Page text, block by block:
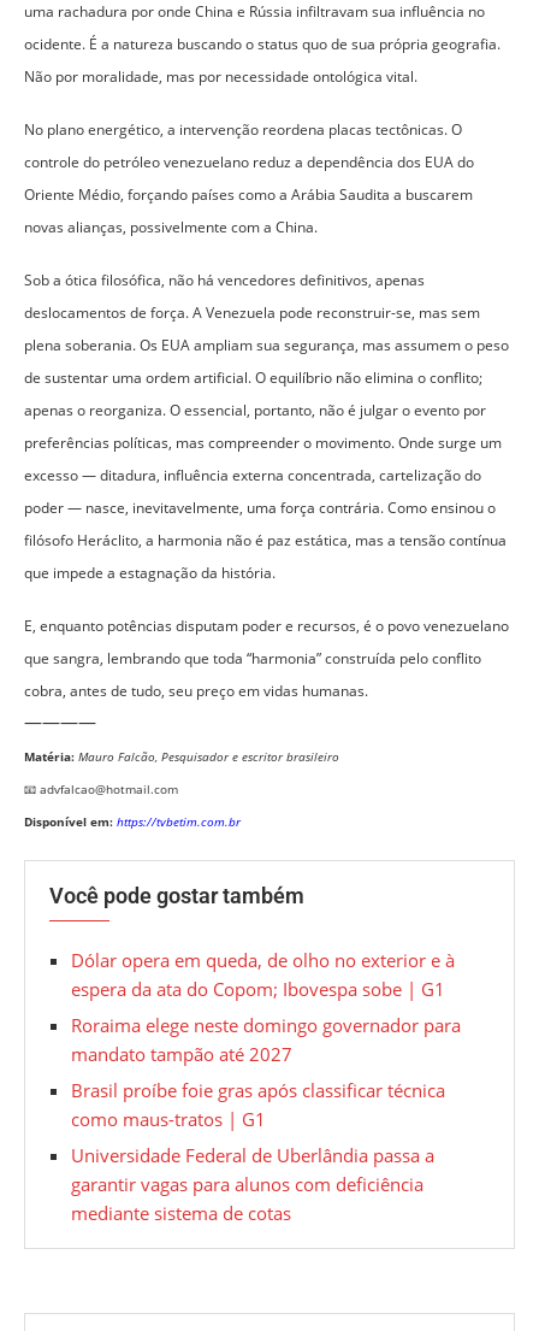
uma rachadura por onde China e Rússia infiltravam sua influência no
ocidente. É a natureza buscando o status quo de sua própria geografia.
Não por moralidade, mas por necessidade ontológica vital.
No plano energético, a intervenção reordena placas tectônicas. O
controle do petróleo venezuelano reduz a dependência dos EUA do
Oriente Médio, forçando países como a Arábia Saudita a buscarem
novas alianças, possivelmente com a China.
Sob a ótica filosófica, não há vencedores definitivos, apenas
deslocamentos de força. A Venezuela pode reconstruir-se, mas sem
plena soberania. Os EUA ampliam sua segurança, mas assumem o peso
de sustentar uma ordem artificial. O equilíbrio não elimina o conflito;
apenas o reorganiza. O essencial, portanto, não é julgar o evento por
preferências políticas, mas compreender o movimento. Onde surge um
excesso — ditadura, influência externa concentrada, cartelização do
poder — nasce, inevitavelmente, uma força contrária. Como ensinou o
filósofo Heráclito, a harmonia não é paz estática, mas a tensão contínua
que impede a estagnação da história.
E, enquanto potências disputam poder e recursos, é o povo venezuelano
que sangra, lembrando que toda “harmonia” construída pelo conflito
cobra, antes de tudo, seu preço em vidas humanas.
————
Matéria: Mauro Falcão, Pesquisador e escritor brasileiro
📧 advfalcao@hotmail.com
Disponível em: https://tvbetim.com.br
Você pode gostar também
Dólar opera em queda, de olho no exterior e à
espera da ata do Copom; Ibovespa sobe | G1
Roraima elege neste domingo governador para
mandato tampão até 2027
Brasil proíbe foie gras após classificar técnica
como maus-tratos | G1
Universidade Federal de Uberlândia passa a
garantir vagas para alunos com deficiência
mediante sistema de cotas